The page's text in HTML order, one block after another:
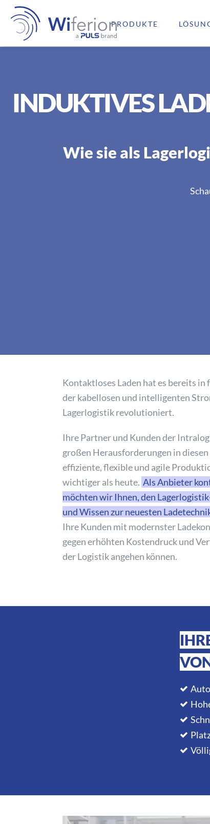
PRODUKTE
INDUKTIVES
Wie sie als
Kontaktloses Laden hat es bereits
der kabellosen und intelligenten
Lagerlogistik revolutioniert.
Ihre Partner und Kunden der
großen Herausforderungen in
effiziente, flexible und agile
wichtiger als heute. Als Anbieter
möchten wir Ihnen, den
und Wissen zur neuesten
Ihre Kunden mit modernster
gegen erhöhten Kostendruck und
der Logistik angehen können.